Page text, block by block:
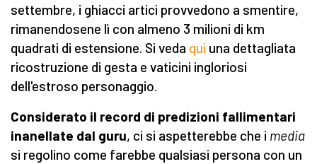
settembre, i ghiacci artici provvedono a smentire,
rimanendosene lì con almeno 3 milioni di km
quadrati di estensione. Si veda qui una dettagliata
ricostruzione di gesta e vaticini ingloriosi
dell'estroso personaggio.
Considerato il record di predizioni fallimentari
inanellate dal guru, ci si aspetterebbe che i media
si regolino come farebbe qualsiasi persona con un